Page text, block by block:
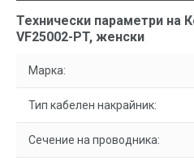
Технически параметри на
VF25002-PT, женски
Марка:
Тип кабелен накрайник:
Сечение на проводника: